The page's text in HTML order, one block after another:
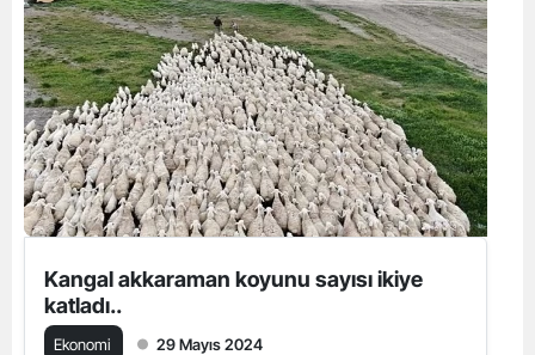
Kangal akkaraman koyunu sayısı ikiye
katladı..
Ekonomi 29 Mayıs 2024